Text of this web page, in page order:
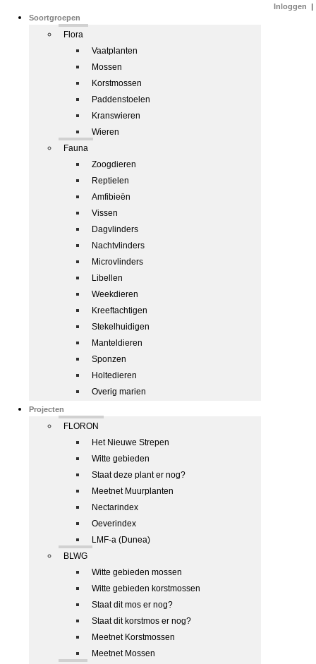
Soortgroepen
Flora
Vaatplanten
Mossen
Korstmossen
Paddenstoelen
Kranswieren
Wieren
Fauna
Zoogdieren
Reptielen
Amfibieën
Vissen
Dagvlinders
Nachtvlinders
Microvlinders
Libellen
Weekdieren
Kreeftachtigen
Stekelhuidigen
Manteldieren
Sponzen
Holtedieren
Overig marien
Projecten
FLORON
Het Nieuwe Strepen
Witte gebieden
Staat deze plant er nog?
Meetnet Muurplanten
Nectarindex
Oeverindex
LMF-a (Dunea)
BLWG
Witte gebieden mossen
Witte gebieden korstmossen
Staat dit mos er nog?
Staat dit korstmos er nog?
Meetnet Korstmossen
Meetnet Mossen
Inloggen |